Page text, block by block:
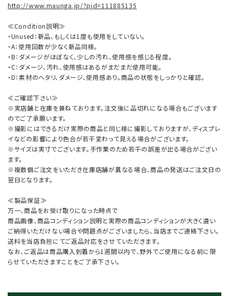
http://www.maunga.jp/?pid=111885135
≪Condition説明≫
・Unused：新品、もしくは1度も使用をしていない。
・A：使用回数が少なく新品同様。
・B：ダメージがほぼなく、少しの汚れ、使用感を感じる程度。
・C：ダメージ、汚れ、使用感はあるがまだまだ使用可能。
・D：素材のヘタリ、ダメージ、使用感あり。商品の状態をしっかりと確認。
≪ご確認下さい≫
※実店舗と在庫を兼ねております。注文後に品切れになる場合もございます
のでご了承願います。
※撮影にはできるだけ実際の商品と同じ様に撮影しておりますが、ディスプレ
イなどの影響により色合が若干変わって見える場合がございます。
※サイズは実寸でございます。手作業のため若干の誤差が出る場合がござい
ます。
※複数個ご注文をいただき在庫店舗が異なる場合、商品の発送はご注文日の
翌日となります。
≪製品保証≫
万一、商品をお受け取りになった時点で
商品画像、商品コンディション説明と実際の商品コンディションが大きく違い
ご納得いただけない場合や問題点がございましたら、当店までご連絡下さい。
送料を当店負担にてご返品対応をさせていただきます。
なお、ご返品は商品購入到着から1週間以内で、野外でご使用になる前に限
らせていただきますことをご了承下さい。